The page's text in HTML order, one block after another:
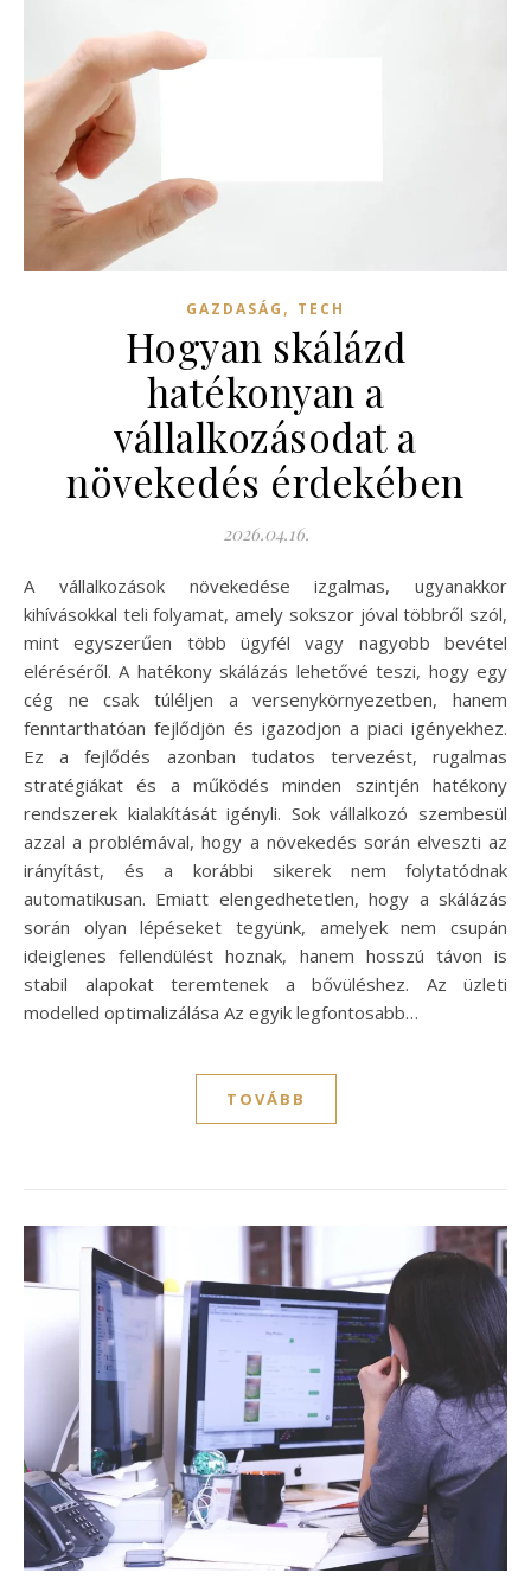
GAZDASÁG , TECH
Hogyan skálázd
hatékonyan a
vállalkozásodat a
növekedés érdekében
2026.04.16.
A vállalkozások növekedése izgalmas, ugyanakkor
kihívásokkal teli folyamat, amely sokszor jóval többről szól,
mint egyszerűen több ügyfél vagy nagyobb bevétel
eléréséről. A hatékony skálázás lehetővé teszi, hogy egy
cég ne csak túléljen a versenykörnyezetben, hanem
fenntarthatóan fejlődjön és igazodjon a piaci igényekhez.
Ez a fejlődés azonban tudatos tervezést, rugalmas
stratégiákat és a működés minden szintjén hatékony
rendszerek kialakítását igényli. Sok vállalkozó szembesül
azzal a problémával, hogy a növekedés során elveszti az
irányítást, és a korábbi sikerek nem folytatódnak
automatikusan. Emiatt elengedhetetlen, hogy a skálázás
során olyan lépéseket tegyünk, amelyek nem csupán
ideiglenes fellendülést hoznak, hanem hosszú távon is
stabil alapokat teremtenek a bővüléshez. Az üzleti
modelled optimalizálása Az egyik legfontosabb…
TOVÁBB